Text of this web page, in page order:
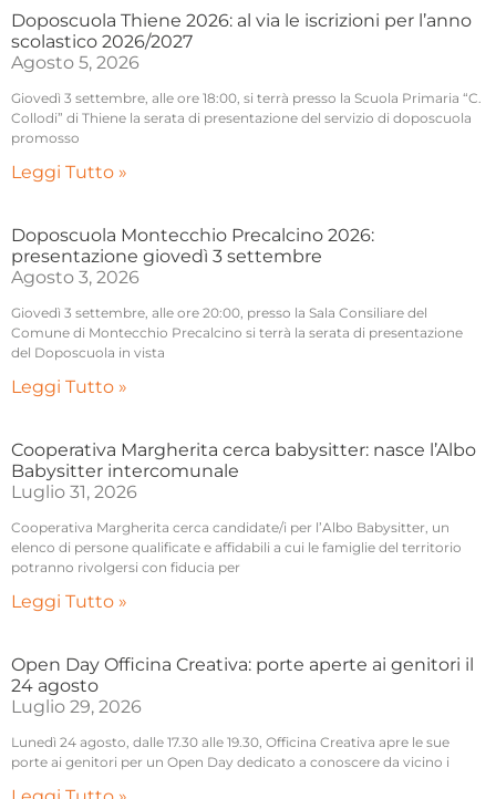
Doposcuola Thiene 2026: al via le iscrizioni per l’anno
scolastico 2026/2027
Agosto 5, 2026
Giovedì 3 settembre, alle ore 18:00, si terrà presso la Scuola Primaria “C.
Collodi” di Thiene la serata di presentazione del servizio di doposcuola
promosso
Leggi Tutto »
Doposcuola Montecchio Precalcino 2026:
presentazione giovedì 3 settembre
Agosto 3, 2026
Giovedì 3 settembre, alle ore 20:00, presso la Sala Consiliare del
Comune di Montecchio Precalcino si terrà la serata di presentazione
del Doposcuola in vista
Leggi Tutto »
Cooperativa Margherita cerca babysitter: nasce l’Albo
Babysitter intercomunale
Luglio 31, 2026
Cooperativa Margherita cerca candidate/i per l’Albo Babysitter, un
elenco di persone qualificate e affidabili a cui le famiglie del territorio
potranno rivolgersi con fiducia per
Leggi Tutto »
Open Day Officina Creativa: porte aperte ai genitori il
24 agosto
Luglio 29, 2026
Lunedì 24 agosto, dalle 17.30 alle 19.30, Officina Creativa apre le sue
porte ai genitori per un Open Day dedicato a conoscere da vicino i